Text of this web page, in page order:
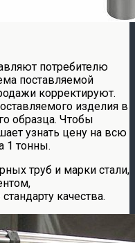
потребителю
поставляемой
корректируют.
изделия в
образца. Чтобы
узнать цену на всю
1 тонны.
труб и марки стали,
качества.